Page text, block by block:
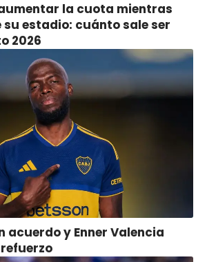
la cuota mientras
estadio: cuánto sale ser
2026
acuerdo y Enner Valencia